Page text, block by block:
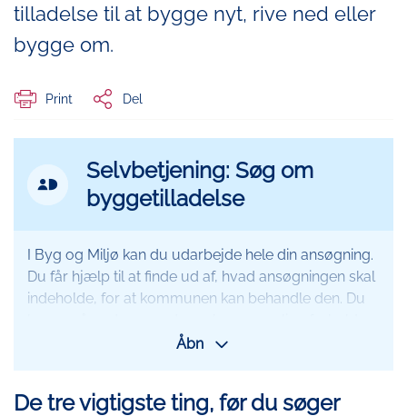
tilladelse til at bygge nyt, rive ned eller
bygge om.
Print Del
MitId
Selvbetjening: Søg om
byggetilladelse
Åbn
I Byg og Miljø kan du udarbejde hele din ansøgning.
Du får hjælp til at finde ud af, hvad ansøgningen skal
indeholde, for at kommunen kan behandle den. Du
der gælder for et bestemt sted.
De tre vigtigste ting, før du søger